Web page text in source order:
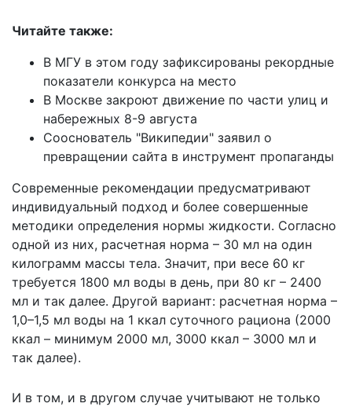
Читайте также:
В МГУ в этом году зафиксированы рекордные
показатели конкурса на место
В Москве закроют движение по части улиц и
набережных 8-9 августа
Сооснователь "Википедии" заявил о
превращении сайта в инструмент пропаганды
Современные рекомендации предусматривают
индивидуальный подход и более совершенные
методики определения нормы жидкости. Согласно
одной из них, расчетная норма – 30 мл на один
килограмм массы тела. Значит, при весе 60 кг
требуется 1800 мл воды в день, при 80 кг – 2400
мл и так далее. Другой вариант: расчетная норма –
1,0–1,5 мл воды на 1 ккал суточного рациона (2000
ккал – минимум 2000 мл, 3000 ккал – 3000 мл и
так далее).
И в том, и в другом случае учитывают не только